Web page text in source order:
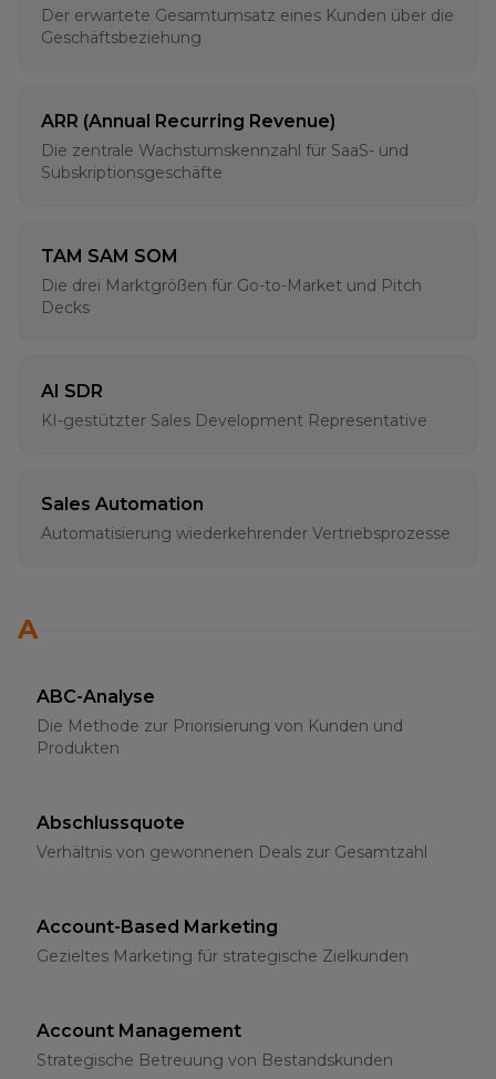
Der erwartete Gesamtumsatz eines Kunden über die
Geschäftsbeziehung
ARR (Annual Recurring Revenue)
Die zentrale Wachstumskennzahl für SaaS- und
Subskriptionsgeschäfte
TAM SAM SOM
Die drei Marktgrößen für Go-to-Market und Pitch
Decks
AI SDR
KI-gestützter Sales Development Representative
Sales Automation
Automatisierung wiederkehrender Vertriebsprozesse
A
ABC-Analyse
Die Methode zur Priorisierung von Kunden und
Produkten
Abschlussquote
Verhältnis von gewonnenen Deals zur Gesamtzahl
Account-Based Marketing
Gezieltes Marketing für strategische Zielkunden
Account Management
Strategische Betreuung von Bestandskunden